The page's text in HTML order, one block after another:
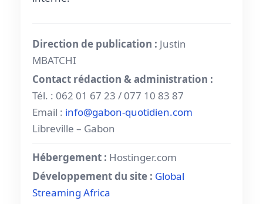
Direction de publication : Justin
MBATCHI
Contact rédaction & administration :
Tél. : 062 01 67 23 / 077 10 83 87
Email : info@gabon-quotidien.com
Libreville – Gabon
Hébergement : Hostinger.com
Développement du site : Global
Streaming Africa